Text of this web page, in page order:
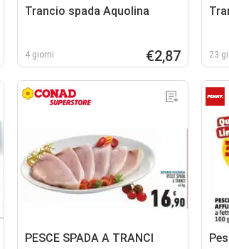
Trancio spada Aquolina
4 giorni €2,87 23
PESCE SPADA A TRANCI